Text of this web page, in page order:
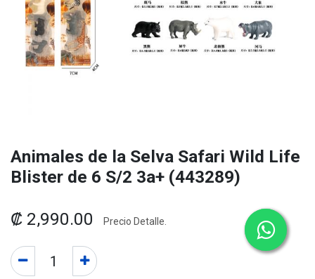
Animales de la Selva Safari Wild Life
Blister de 6 S/2 3a+ (443289)
₡ 2,990.00 Precio Detalle.